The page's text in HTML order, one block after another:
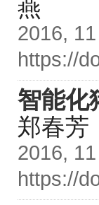
燕
2016,
https://
智能化
郑春芳
2016,
https://